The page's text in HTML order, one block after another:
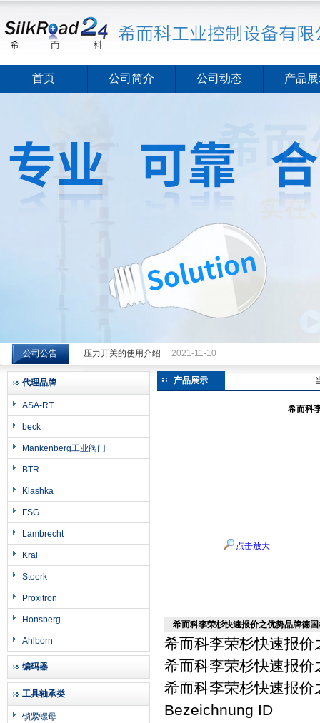
希而科工业控制设备（上海）有限公司
首页 公司简介 公司动态 产品
公司公告 压力开关的使用介绍 2021-11-10
代理品牌
ASA-RT
beck
Mankenberg工业阀门
BTR
Klashka
FSG
Lambrecht
Kral
Stoerk
Proxitron
Honsberg
Ahlborn
编码器
工具轴承类
锁紧螺母
产品展示
希而科
点击放大
希而科李荣杉快速报价之优势品牌德
希而科李荣杉快速报
希而科李荣杉快速报
希而科李荣杉快速报
Bezeichnung ID